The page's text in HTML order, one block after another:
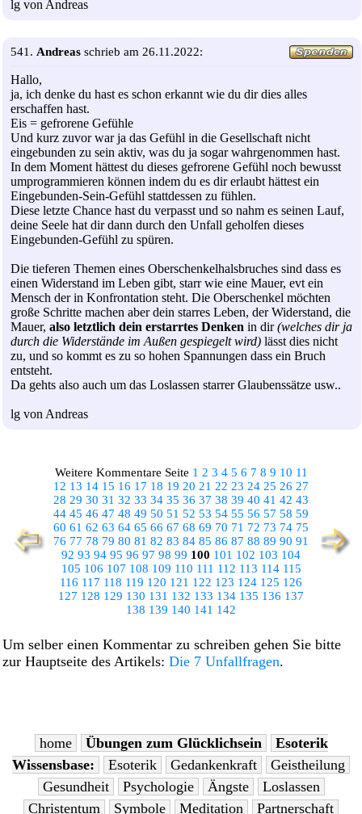
lg von Andreas
541. Andreas schrieb am 26.11.2022:
Hallo,
ja, ich denke du hast es schon erkannt wie du dir dies alles
erschaffen hast.
Eis = gefrorene Gefühle
Und kurz zuvor war ja das Gefühl in die Gesellschaft nicht
eingebunden zu sein aktiv, was du ja sogar wahrgenommen hast.
In dem Moment hättest du dieses gefrorene Gefühl noch bewusst
umprogrammieren können indem du es dir erlaubt hättest ein
Eingebunden-Sein-Gefühl stattdessen zu fühlen.
Diese letzte Chance hast du verpasst und so nahm es seinen Lauf,
deine Seele hat dir dann durch den Unfall geholfen dieses
Eingebunden-Gefühl zu spüren.
Die tieferen Themen eines Oberschenkelhalsbruches sind dass es
einen Widerstand im Leben gibt, starr wie eine Mauer, evt ein
Mensch der in Konfrontation steht. Die Oberschenkel möchten
große Schritte machen aber dein starres Leben, der Widerstand, die
Mauer, also letztlich dein erstarrtes Denken in dir(welches dir ja
durch die Widerstände im Außen gespiegelt wird) lässt dies nicht
zu, und so kommt es zu so hohen Spannungen dass ein Bruch
entsteht.
Da gehts also auch um das Loslassen starrer Glaubenssätze usw..
lg von Andreas
Weitere Kommentare Seite 1 2 3 4 5 6 7 8 9 10 11
12 13 14 15 16 17 18 19 20 21 22 23 24 25 26 27
28 29 30 31 32 33 34 35 36 37 38 39 40 41 42 43
44 45 46 47 48 49 50 51 52 53 54 55 56 57 58 59
60 61 62 63 64 65 66 67 68 69 70 71 72 73 74 75
76 77 78 79 80 81 82 83 84 85 86 87 88 89 90 91
92 93 94 95 96 97 98 99 100 101 102 103 104
105 106 107 108 109 110 111 112 113 114 115
116 117 118 119 120 121 122 123 124 125 126
127 128 129 130 131 132 133 134 135 136 137
138 139 140 141 142
Um selber einen Kommentar zu schreiben gehen Sie bitte
zur Hauptseite des Artikels: Die 7 Unfallfragen.
home Übungen zum Glücklichsein
Esoterik
Wissensbase:
Esoterik Gedankenkraft
Geistheilung
Gesundheit
Psychologie Ängste
Loslassen
Christentum
Symbole Meditation Partnerschaft